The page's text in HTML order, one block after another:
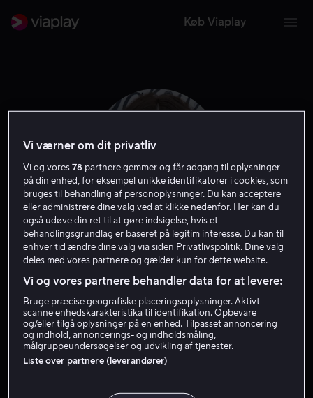
Køb Viaplay
Tiffani Thiessen
Skuespiller
Vi værner om dit privatliv
Vi og vores78 partnere gemmer og får adgang til oplysninger
på din enhed, for eksempel unikke identifikatorer i cookies, som
bruges til behandling af personoplysninger. Du kan acceptere
eller administrere dine valg ved at klikke nedenfor. Her kan du
også udøve din ret til at gøre indsigelse, hvis et
behandlingsgrundlag er baseret på legitim interesse. Du kan til
enhver tid ændre dine valg via siden Privatlivspolitik. Dine valg
deles med vores partnere og gælder kun for dette website.
Vi og vores partnere behandler data for at levere:
Bruge præcise geografiske placeringsoplysninger. Aktivt
scanne enhedskarakteristika til identifikation. Opbevare
og/eller tilgå oplysninger på en enhed. Tilpasset annoncering
og indhold, annoncerings- og indholdsmåling,
målgruppeundersøgelser og udvikling af tjenester.
Liste over partnere (leverandører)